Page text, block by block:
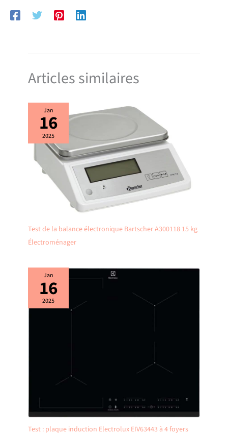
ODEUR : pratiquement aucune odeur d'huile. UNE SEULE ÉTAPE :
facile à utiliser. FACILE À NETTOYER : éléments compatibles lave-
Articles similaires
Jan
16
2025
Test de la balance électronique Bartscher A300118 15 kg
Électroménager
Jan
16
2025
Test : plaque induction Electrolux EIV63443 à 4 foyers